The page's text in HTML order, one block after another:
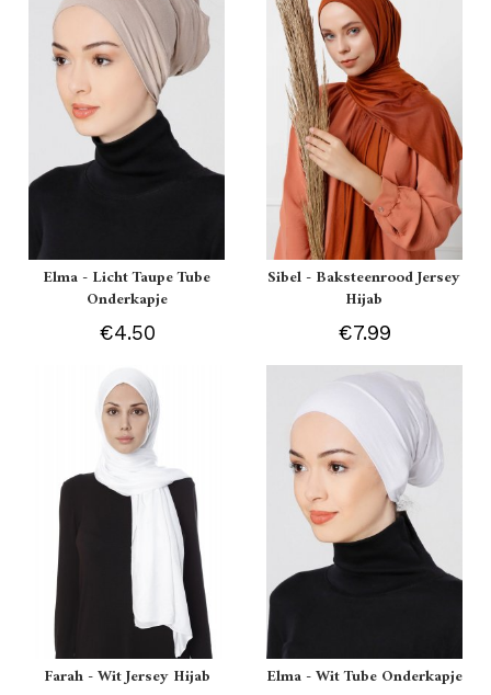
Elma - Licht Taupe Tube
Onderkapje
€4.50
Sibel - Baksteenrood Jersey
Hijab
€7.99
Farah - Wit Jersey Hijab Elma - Wit Tube Onderkapje